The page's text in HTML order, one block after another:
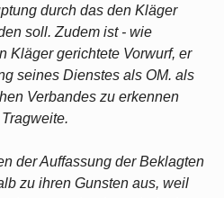
durch das den Kläger
soll. Zudem ist - wie
Kläger gerichtete Vorwurf, er
seines Dienstes als OM. als
Verbandes zu erkennen
der Auffassung der Beklagten
zu ihren Gunsten aus, weil